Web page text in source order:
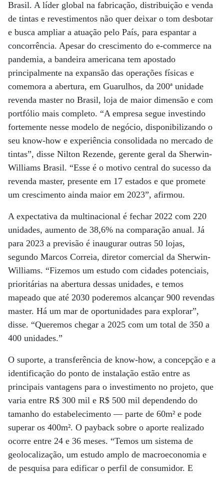
Brasil. A líder global na fabricação, distribuição e venda
de tintas e revestimentos não quer deixar o tom desbotar
e busca ampliar a atuação pelo País, para espantar a
concorrência. Apesar do crescimento do e-commerce na
pandemia, a bandeira americana tem apostado
principalmente na expansão das operações físicas e
comemora a abertura, em Guarulhos, da 200ª unidade
revenda master no Brasil, loja de maior dimensão e com
portfólio mais completo. “A empresa segue investindo
fortemente nesse modelo de negócio, disponibilizando o
seu know-how e experiência consolidada no mercado de
tintas”, disse Nilton Rezende, gerente geral da Sherwin-
Williams Brasil. “Esse é o motivo central do sucesso da
revenda master, presente em 17 estados e que promete
um crescimento ainda maior em 2023”, afirmou.
A expectativa da multinacional é fechar 2022 com 220
unidades, aumento de 38,6% na comparação anual. Já
para 2023 a previsão é inaugurar outras 50 lojas,
segundo Marcos Correia, diretor comercial da Sherwin-
Williams. “Fizemos um estudo com cidades potenciais,
prioritárias na abertura dessas unidades, e temos
mapeado que até 2030 poderemos alcançar 900 revendas
master. Há um mar de oportunidades para explorar”,
disse. “Queremos chegar a 2025 com um total de 350 a
400 unidades.”
O suporte, a transferência de know-how, a concepção e a
identificação do ponto de instalação estão entre as
principais vantagens para o investimento no projeto, que
varia entre R$ 300 mil e R$ 500 mil dependendo do
tamanho do estabelecimento — parte de 60m² e pode
superar os 400m². O payback sobre o aporte realizado
ocorre entre 24 e 36 meses. “Temos um sistema de
geolocalização, um estudo amplo de macroeconomia e
de pesquisa para edificar o perfil de consumidor. E